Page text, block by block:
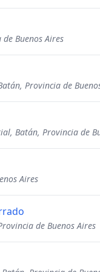
Buenos Aires
Provincia de
Batán, Provincia de
Aires
de Buenos Aires